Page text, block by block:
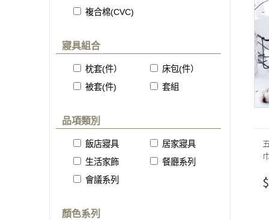
複合棉(CVC)
寢具組合
枕套(件）
床包(件）
被套(件)
套組
品項類別
飯店寢具
居家寢具
生活家飾
餐廳系列
會議系列
顏色系列